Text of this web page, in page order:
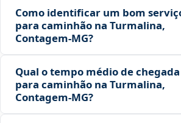
Como identificar um bom
para caminhão na Turmalina,
Contagem‑MG?
Qual o tempo médio de
para caminhão na Turmalina,
Contagem‑MG?